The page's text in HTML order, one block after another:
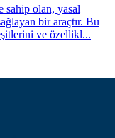
sahip olan, yasal
bir araçtır. Bu
ve özellikl...